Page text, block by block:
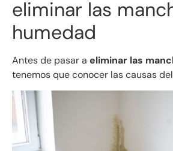
eliminar las
humedad
Antes de pasar a eliminar las
tenemos que conocer las causas